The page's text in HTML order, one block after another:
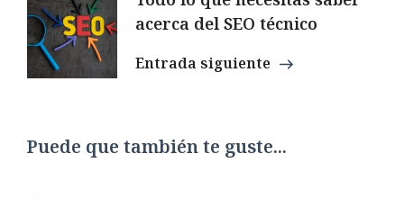
acerca del SEO técnico
Entrada siguiente
Puede que también te guste...